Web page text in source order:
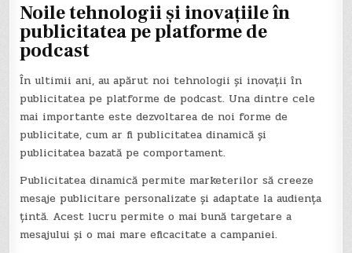
Noile tehnologii și inovațiile în
publicitatea pe platforme de
podcast
În ultimii ani, au apărut noi tehnologii și inovații în
publicitatea pe platforme de podcast. Una dintre cele
mai importante este dezvoltarea de noi forme de
publicitate, cum ar fi publicitatea dinamică și
publicitatea bazată pe comportament.
Publicitatea dinamică permite marketerilor să creeze
mesaje publicitare personalizate și adaptate la audiența
țintă. Acest lucru permite o mai bună targetare a
mesajului și o mai mare eficacitate a campaniei.